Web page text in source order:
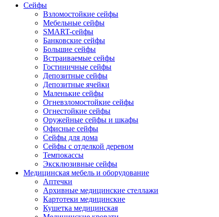
Сейфы
Взломостойкие сейфы
Мебельные сейфы
SMART-сейфы
Банковские сейфы
Большие сейфы
Встраиваемые сейфы
Гостиничные сейфы
Депозитные сейфы
Депозитные ячейки
Маленькие сейфы
Огневзломостойкие сейфы
Огнестойкие сейфы
Оружейные сейфы и шкафы
Офисные сейфы
Сейфы для дома
Сейфы с отделкой деревом
Темпокассы
Эксклюзивные сейфы
Медицинская мебель и оборудование
Аптечки
Архивные медицинские стеллажи
Картотеки медицинские
Кушетка медицинская